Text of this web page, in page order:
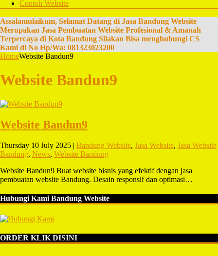
Contoh Website
Assalamulaikum, Selamat Datang di Jasa Bandung Website
Merupakan Jasa Pembuatan Website Profesional & Amanah
Terpercaya di Kota Bandung Silakan Bisa menghubungi CS
Kami di No Hp/Wa: 081323023200
HomeWebsite Bandun9
Website Bandun9
Website Bandun9
Thursday 10 July 2025 | Bandung Website, Jasa Website, Jasa Website
Bandung, News, Website Bandung
Website Bandun9 Buat website bisnis yang efektif dengan jasa
pembuatan website Bandung. Desain responsif dan optimasi…
Hubungi Kami Bandung Website
ORDER KLIK DISINI